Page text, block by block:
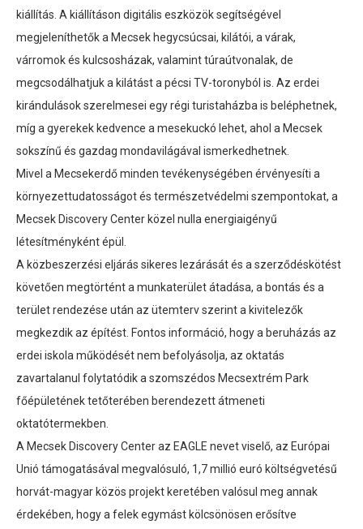
kiállítás. A kiállításon digitális eszközök segítségével
megjeleníthetők a Mecsek hegycsúcsai, kilátói, a várak,
várromok és kulcsosházak, valamint túraútvonalak, de
megcsodálhatjuk a kilátást a pécsi TV-toronyból is. Az erdei
kirándulások szerelmesei egy régi turistaházba is beléphetnek,
míg a gyerekek kedvence a mesekuckó lehet, ahol a Mecsek
sokszínű és gazdag mondavilágával ismerkedhetnek.
Mivel a Mecsekerdő minden tevékenységében érvényesíti a
környezettudatosságot és természetvédelmi szempontokat, a
Mecsek Discovery Center közel nulla energiaigényű
létesítményként épül.
A közbeszerzési eljárás sikeres lezárását és a szerződéskötést
követően megtörtént a munkaterület átadása, a bontás és a
terület rendezése után az ütemterv szerint a kivitelezők
megkezdik az építést. Fontos információ, hogy a beruházás az
erdei iskola működését nem befolyásolja, az oktatás
zavartalanul folytatódik a szomszédos Mecsextrém Park
főépületének tetőterében berendezett átmeneti
oktatótermekben.
A Mecsek Discovery Center az EAGLE nevet viselő, az Európai
Unió támogatásával megvalósuló, 1,7 millió euró költségvetésű
horvát-magyar közös projekt keretében valósul meg annak
érdekében, hogy a felek egymást kölcsönösen erősítve